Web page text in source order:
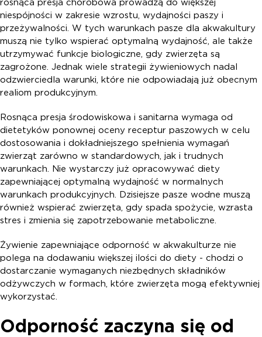
rosnąca presja chorobowa prowadzą do większej
niespójności w zakresie wzrostu, wydajności paszy i
przeżywalności. W tych warunkach pasze dla akwakultury
muszą nie tylko wspierać optymalną wydajność, ale także
utrzymywać funkcje biologiczne, gdy zwierzęta są
zagrożone. Jednak wiele strategii żywieniowych nadal
odzwierciedla warunki, które nie odpowiadają już obecnym
realiom produkcyjnym.
Rosnąca presja środowiskowa i sanitarna wymaga od
dietetyków ponownej oceny receptur paszowych w celu
dostosowania i dokładniejszego spełnienia wymagań
zwierząt zarówno w standardowych, jak i trudnych
warunkach. Nie wystarczy już opracowywać diety
zapewniającej optymalną wydajność w normalnych
warunkach produkcyjnych. Dzisiejsze pasze wodne muszą
również wspierać zwierzęta, gdy spada spożycie, wzrasta
stres i zmienia się zapotrzebowanie metaboliczne.
Żywienie zapewniające odporność w akwakulturze nie
polega na dodawaniu większej ilości do diety - chodzi o
dostarczanie wymaganych niezbędnych składników
odżywczych w formach, które zwierzęta mogą efektywniej
wykorzystać.
Odporność zaczyna się od